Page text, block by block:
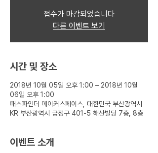
접수가 마감되었습니다
다른 이벤트 보기
시간 및 장소
2018년 10월 05일 오후 1:00 – 2018년 10월
06일 오후 1:00
패스파인더 메이커스페이스, 대한민국 부산광역시
KR 부산광역시 금정구 401-5 해산빌딩 7층, 8층
이벤트 소개